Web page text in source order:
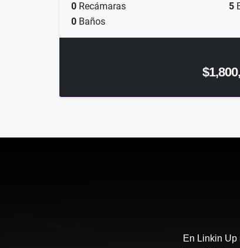
0 Recámaras 5
0 Baños
En Linkin Up